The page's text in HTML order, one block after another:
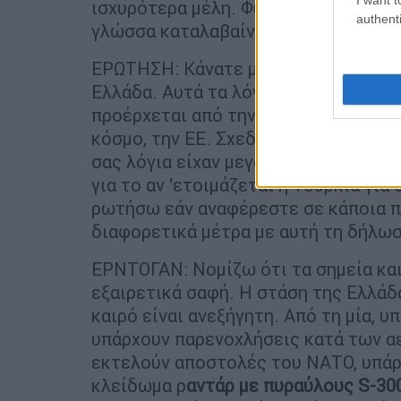
ισχυρότερα μέλη. Φυσικά, δεν
γλώσσα καταλαβαίνουν, ανοίγουμε
ΕΡΩΤΗΣΗ: Κάνατε μια δήλωση
Ελλάδα. Αυτά τα λόγια σας, αντί να
προέρχεται από την Ελλάδα, έχουν
κόσμο, την ΕΕ. Σχεδόν καμία φωνή
σας λόγια είχαν μεγάλη απήχηση.
για το αν ‘ετοιμάζεται η Τουρκία
ρωτήσω εάν αναφέρεστε σε κάποια
διαφορετικά μέτρα με αυτή τη
ΕΡΝΤΟΓΑΝ: Νομίζω ότι τα σημεία
εξαιρετικά σαφή. Η στάση της
καιρό είναι ανεξήγητη. Από τη μία,
υπάρχουν παρενοχλήσεις κατά των
εκτελούν αποστολές του ΝΑΤΟ,
κλείδωμα ραντάρ με πυραύλους S-